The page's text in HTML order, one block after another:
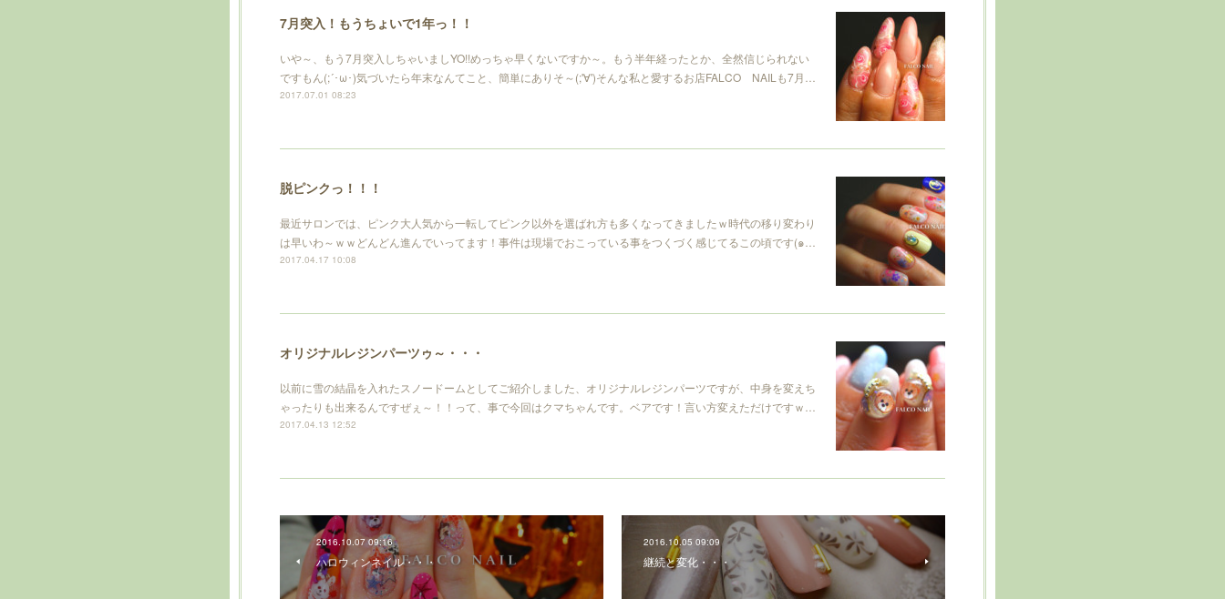
7月突入！もうちょいで1年っ！！
いや～、もう7月突入しちゃいましYO!!めっちゃ早くないですか～。もう半年経ったとか、全然信じられない
ですもん(;´･ω･)気づいたら年末なんてこと、簡単にありそ～(;'∀')そんな私と愛するお店FALCO NAILも7月…
2017.07.01 08:23
脱ピンクっ！！！
最近サロンでは、ピンク大人気から一転してピンク以外を選ばれ方も多くなってきましたｗ時代の移り変わり
は早いわ～ｗｗどんどん進んでいってます！事件は現場でおこっている事をつくづく感じてるこの頃です(๑…
2017.04.17 10:08
オリジナルレジンパーツゥ～・・・
以前に雪の結晶を入れたスノードームとしてご紹介しました、オリジナルレジンパーツですが、中身を変えち
ゃったりも出来るんですぜぇ～！！って、事で今回はクマちゃんです。ベアです！言い方変えただけですｗ…
2017.04.13 12:52
2016.10.07 09:16
ハロウィンネイル・・・
2016.10.05 09:09
継続と変化・・・